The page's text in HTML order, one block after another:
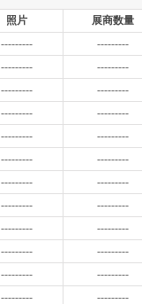
照片
展商数量
---------
---------
---------
---------
---------
---------
---------
---------
---------
---------
---------
---------
---------
---------
---------
---------
---------
---------
---------
---------
---------
---------
---------
---------